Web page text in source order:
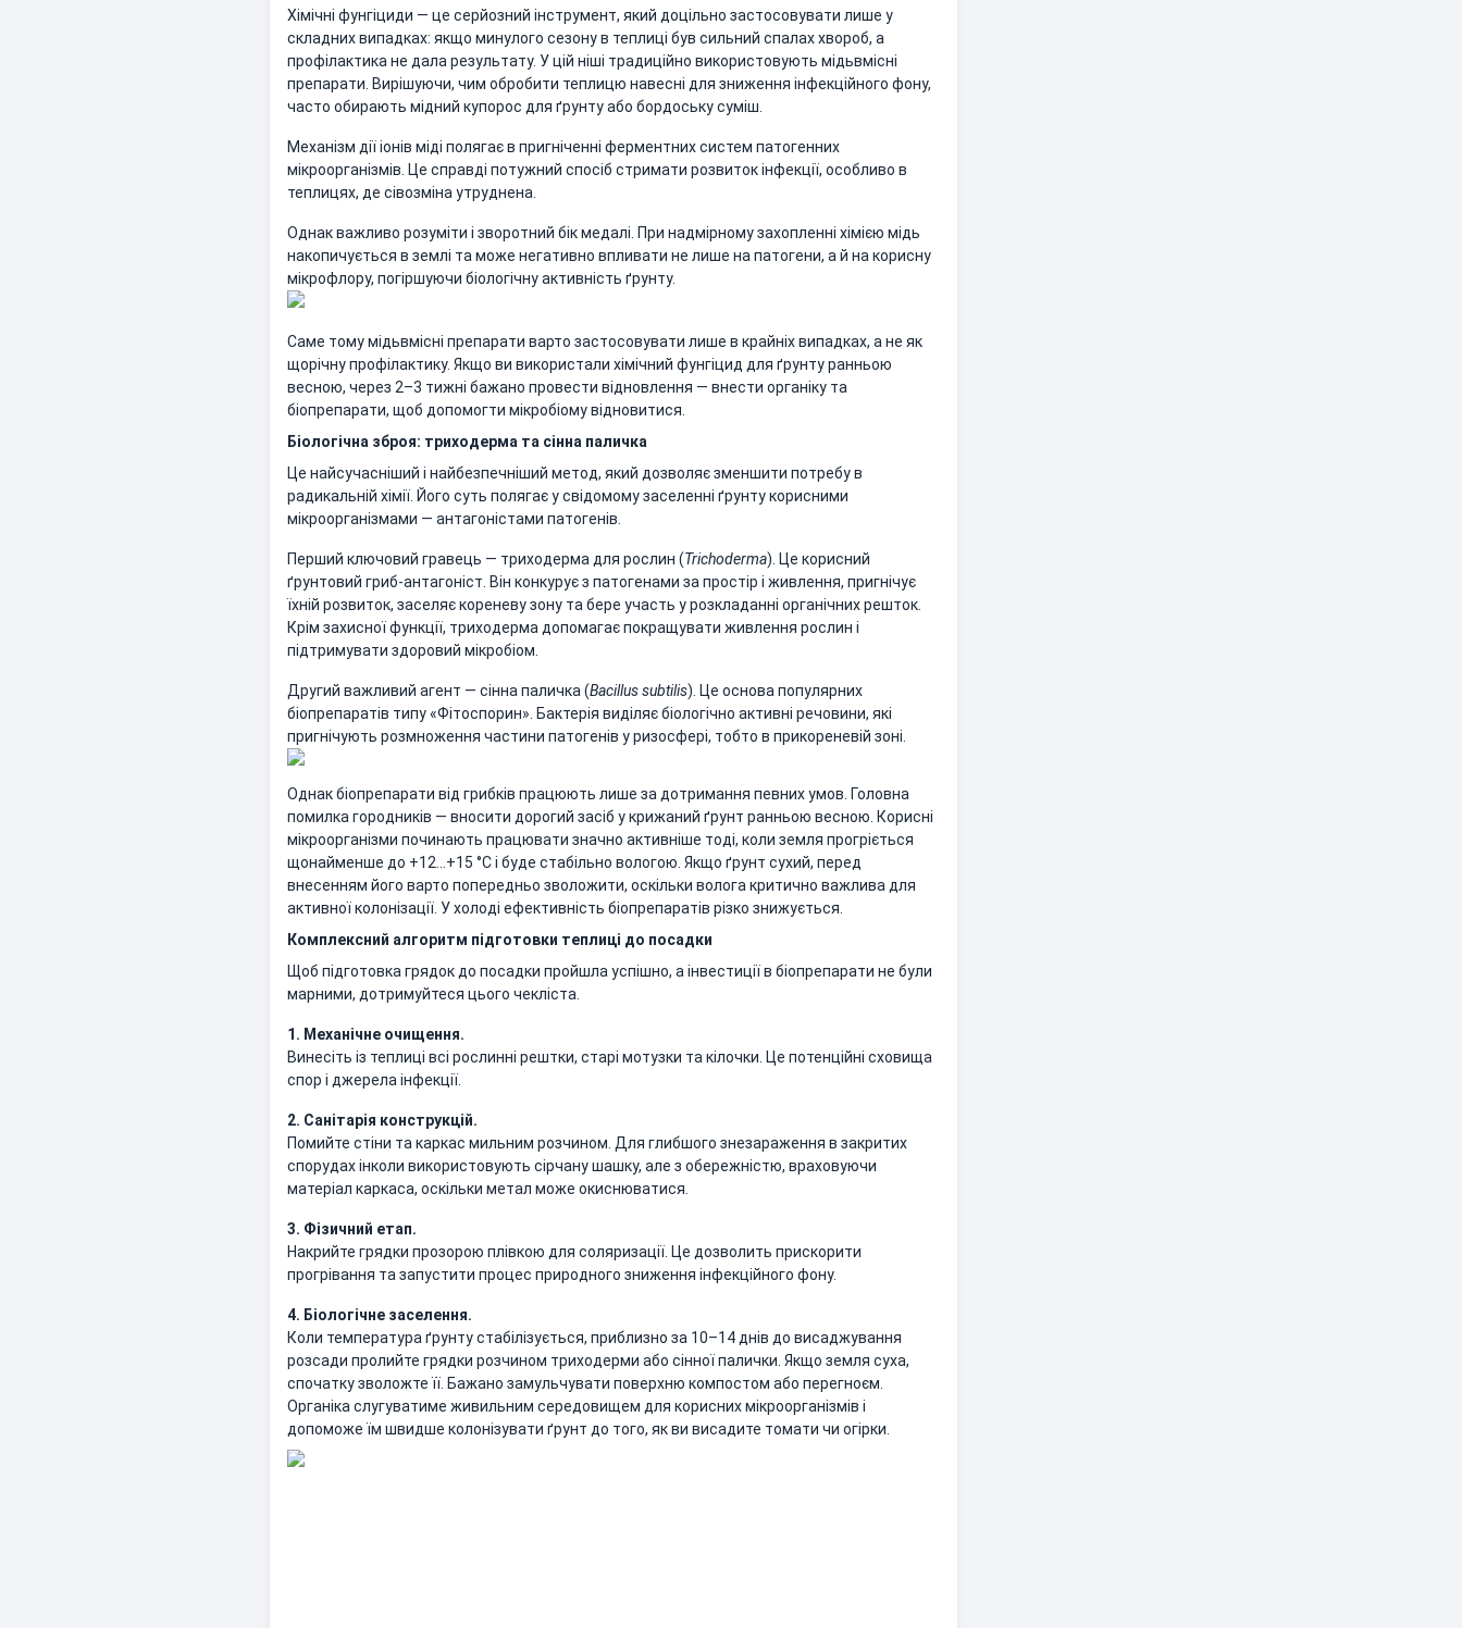
Хімічні фунгіциди — це серйозний інструмент, який доцільно застосовувати лише у
складних випадках: якщо минулого сезону в теплиці був сильний спалах хвороб, а
профілактика не дала результату. У цій ніші традиційно використовують мідьвмісні
препарати. Вирішуючи, чим обробити теплицю навесні для зниження інфекційного фону,
часто обирають мідний купорос для ґрунту або бордоську суміш.
Механізм дії іонів міді полягає в пригніченні ферментних систем патогенних
мікроорганізмів. Це справді потужний спосіб стримати розвиток інфекції, особливо в
теплицях, де сівозміна утруднена.
Однак важливо розуміти і зворотний бік медалі. При надмірному захопленні хімією мідь
накопичується в землі та може негативно впливати не лише на патогени, а й на корисну
мікрофлору, погіршуючи біологічну активність ґрунту.
Саме тому мідьвмісні препарати варто застосовувати лише в крайніх випадках, а не як
щорічну профілактику. Якщо ви використали хімічний фунгіцид для ґрунту ранньою
весною, через 2–3 тижні бажано провести відновлення — внести органіку та
біопрепарати, щоб допомогти мікробіому відновитися.
Біологічна зброя: триходерма та сінна паличка
Це найсучасніший і найбезпечніший метод, який дозволяє зменшити потребу в
радикальній хімії. Його суть полягає у свідомому заселенні ґрунту корисними
мікроорганізмами — антагоністами патогенів.
Перший ключовий гравець — триходерма для рослин (Trichoderma). Це корисний
ґрунтовий гриб-антагоніст. Він конкурує з патогенами за простір і живлення, пригнічує
їхній розвиток, заселяє кореневу зону та бере участь у розкладанні органічних решток.
Крім захисної функції, триходерма допомагає покращувати живлення рослин і
підтримувати здоровий мікробіом.
Другий важливий агент — сінна паличка (Bacillus subtilis). Це основа популярних
біопрепаратів типу «Фітоспорин». Бактерія виділяє біологічно активні речовини, які
пригнічують розмноження частини патогенів у ризосфері, тобто в прикореневій зоні.
Однак біопрепарати від грибків працюють лише за дотримання певних умов. Головна
помилка городників — вносити дорогий засіб у крижаний ґрунт ранньою весною. Корисні
мікроорганізми починають працювати значно активніше тоді, коли земля прогріється
щонайменше до +12…+15 °C і буде стабільно вологою. Якщо ґрунт сухий, перед
внесенням його варто попередньо зволожити, оскільки волога критично важлива для
активної колонізації. У холоді ефективність біопрепаратів різко знижується.
Комплексний алгоритм підготовки теплиці до посадки
Щоб підготовка грядок до посадки пройшла успішно, а інвестиції в біопрепарати не були
марними, дотримуйтеся цього чекліста.
1. Механічне очищення.
Винесіть із теплиці всі рослинні рештки, старі мотузки та кілочки. Це потенційні сховища
спор і джерела інфекції.
2. Санітарія конструкцій.
Помийте стіни та каркас мильним розчином. Для глибшого знезараження в закритих
спорудах інколи використовують сірчану шашку, але з обережністю, враховуючи
матеріал каркаса, оскільки метал може окиснюватися.
3. Фізичний етап.
Накрийте грядки прозорою плівкою для соляризації. Це дозволить прискорити
прогрівання та запустити процес природного зниження інфекційного фону.
4. Біологічне заселення.
Коли температура ґрунту стабілізується, приблизно за 10–14 днів до висаджування
розсади пролийте грядки розчином триходерми або сінної палички. Якщо земля суха,
спочатку зволожте її. Бажано замульчувати поверхню компостом або перегноєм.
Органіка слугуватиме живильним середовищем для корисних мікроорганізмів і
допоможе їм швидше колонізувати ґрунт до того, як ви висадите томати чи огірки.